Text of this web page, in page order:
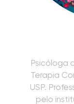
Psicóloga
Terapia
USP.
pelo